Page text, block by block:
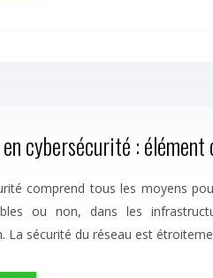
cybersécurité :
comprend tous les moyens
ou non, dans les
La sécurité du réseau est